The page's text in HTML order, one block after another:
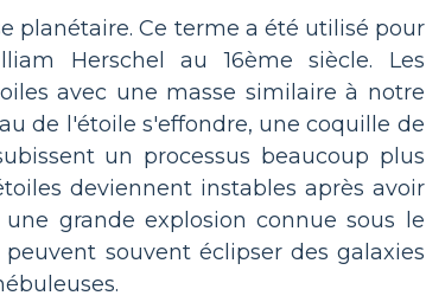
planétaire. Ce terme a été utilisé pour
Herschel au 16ème siècle. Les
avec une masse similaire à notre
de l'étoile s'effondre, une coquille de
un processus beaucoup plus
deviennent instables après avoir
grande explosion connue sous le
souvent éclipser des galaxies